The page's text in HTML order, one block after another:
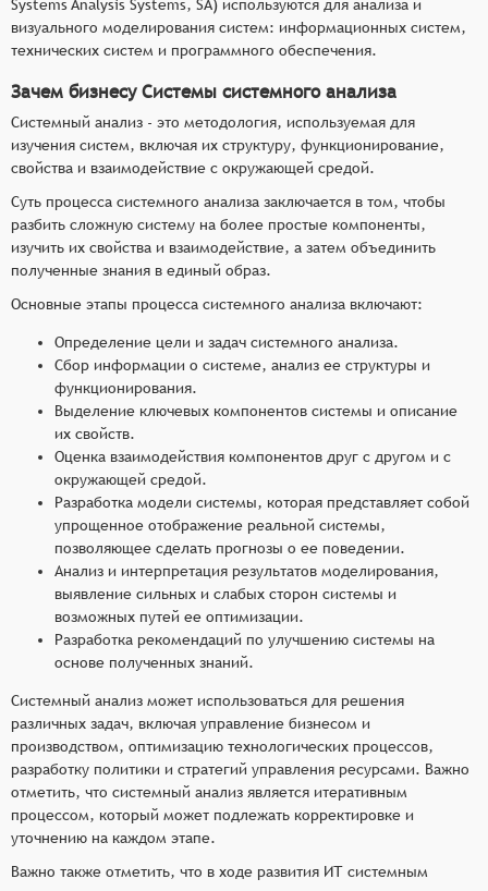
Systems Analysis Systems, SA) используются для анализа и
визуального моделирования систем: информационных систем,
технических систем и программного обеспечения.
Зачем бизнесу Системы системного анализа
Системный анализ - это методология, используемая для
изучения систем, включая их структуру, функционирование,
свойства и взаимодействие с окружающей средой.
Суть процесса системного анализа заключается в том, чтобы
разбить сложную систему на более простые компоненты,
изучить их свойства и взаимодействие, а затем объединить
полученные знания в единый образ.
Основные этапы процесса системного анализа включают:
Определение цели и задач системного анализа.
Сбор информации о системе, анализ ее структуры и
функционирования.
Выделение ключевых компонентов системы и описание
их свойств.
Оценка взаимодействия компонентов друг с другом и с
окружающей средой.
Разработка модели системы, которая представляет собой
упрощенное отображение реальной системы,
позволяющее сделать прогнозы о ее поведении.
Анализ и интерпретация результатов моделирования,
выявление сильных и слабых сторон системы и
возможных путей ее оптимизации.
Разработка рекомендаций по улучшению системы на
основе полученных знаний.
Системный анализ может использоваться для решения
различных задач, включая управление бизнесом и
производством, оптимизацию технологических процессов,
разработку политики и стратегий управления ресурсами. Важно
отметить, что системный анализ является итеративным
процессом, который может подлежать корректировке и
уточнению на каждом этапе.
Важно также отметить, что в ходе развития ИТ системным